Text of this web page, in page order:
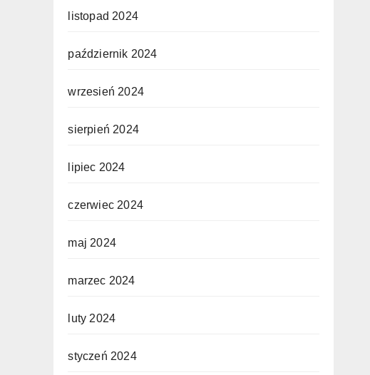
listopad 2024
październik 2024
wrzesień 2024
sierpień 2024
lipiec 2024
czerwiec 2024
maj 2024
marzec 2024
luty 2024
styczeń 2024